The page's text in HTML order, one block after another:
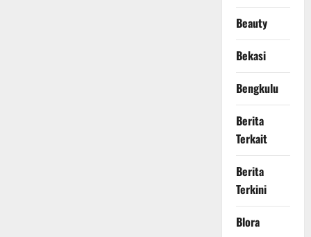
Beauty
Bekasi
Bengkulu
Berita
Terkait
Berita
Terkini
Blora